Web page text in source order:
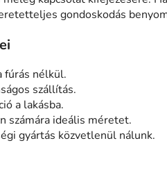
gondoskodás
fúrás nélkül.
szállítás.
a lakásba.
számára ideális méretet.
gyártás közvetlenül nálunk.